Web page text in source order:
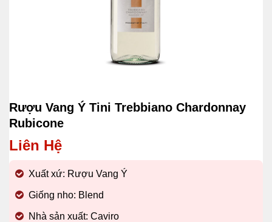
Rượu Vang Ý Tini Trebbiano Chardonnay
Rubicone
Liên Hệ
Xuất xứ: Rượu Vang Ý
Giống nho: Blend
Nhà sản xuất: Caviro